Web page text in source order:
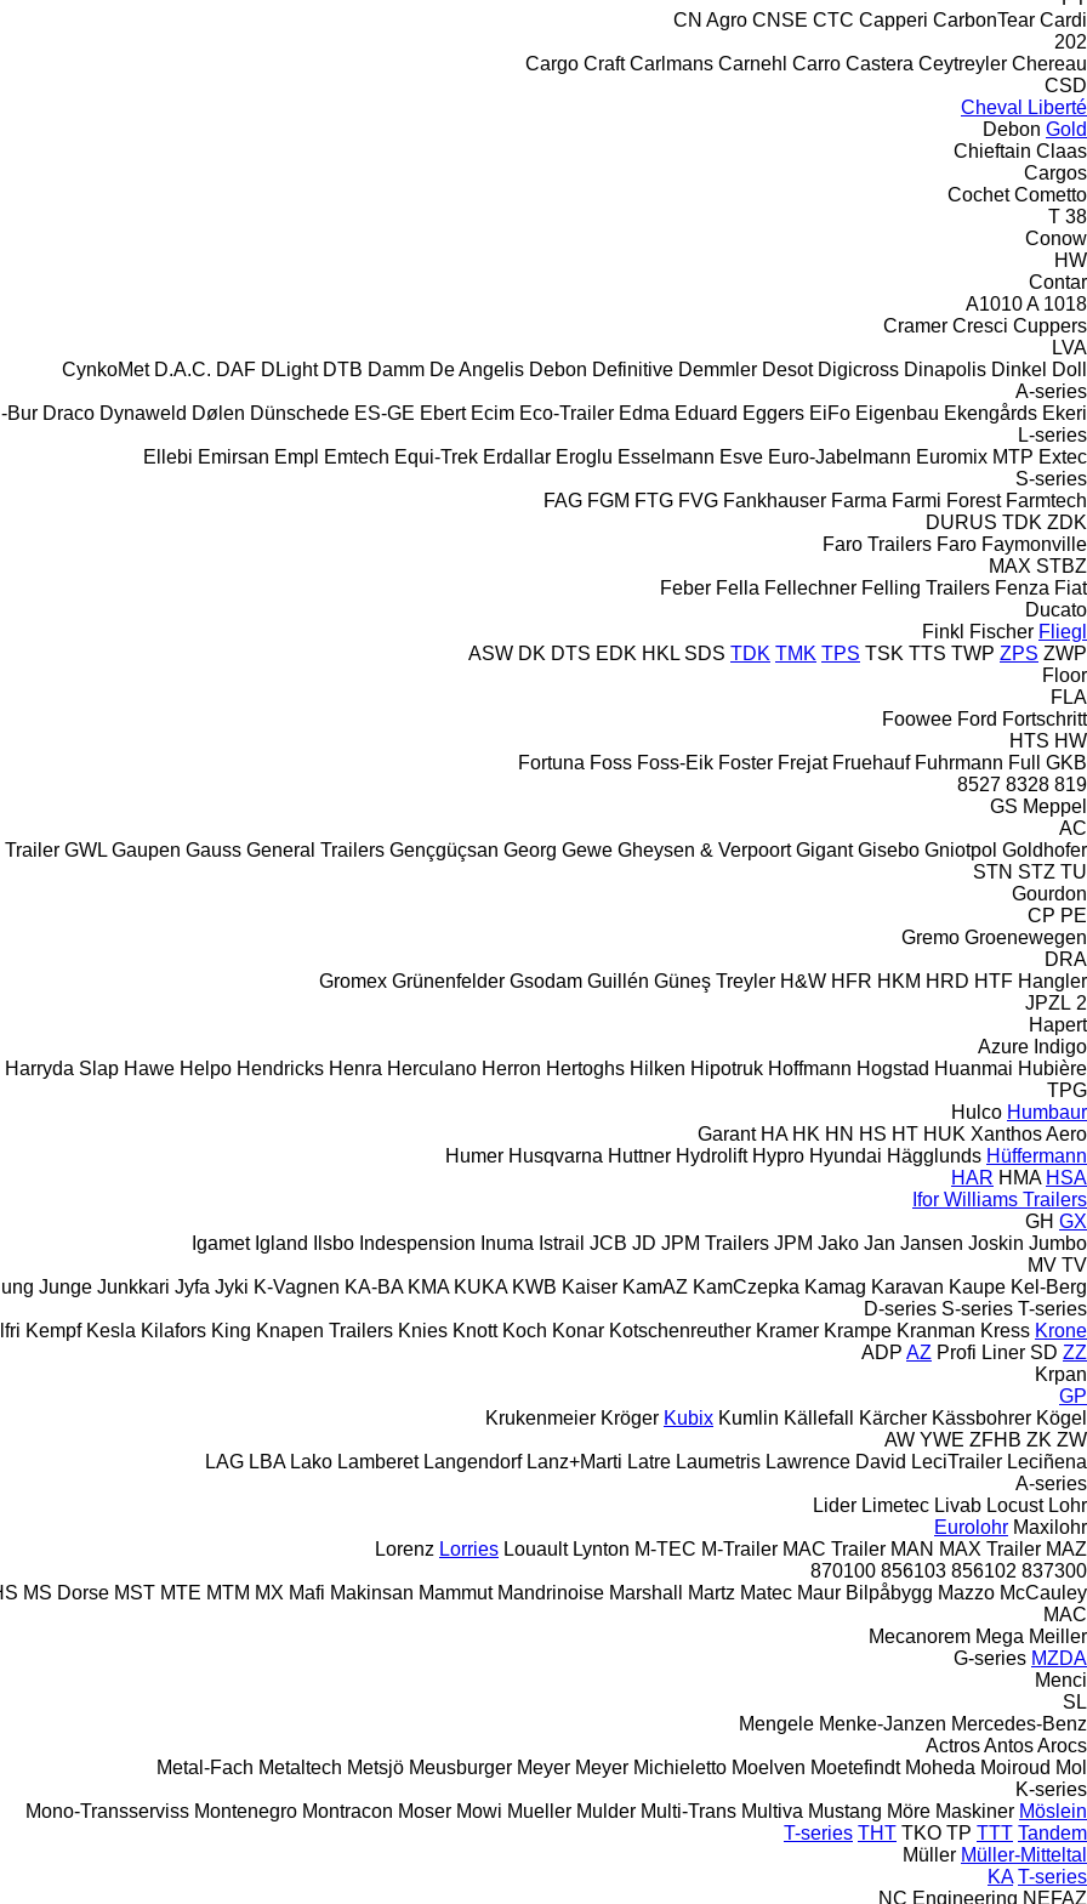
CN Agro CNSE CTC Capperi CarbonTear Cardi
202
Cargo Craft Carlmans Carnehl Carro Castera Ceytreyler Chereau
CSD
Cheval Liberté
Debon Gold
Chieftain Claas
Cargos
Cochet Cometto
T 38
Conow
HW
Contar
A1010A 1018
Cramer Cresci Cuppers
LVA
CynkoMet D.A.C. DAF DLight DTB Damm De Angelis Debon Definitive Demmler Desot Digicross Dinapolis Dinkel Doll
A-series
Bur Draco Dynaweld Dølen Dünschede ES-GE Ebert Ecim Eco-Trailer Edma Eduard Eggers EiFo Eigenbau Ekengårds Ekeri
L-series
Ellebi Emirsan Empl Emtech Equi-Trek Erdallar Eroglu Esselmann Esve Euro-Jabelmann Euromix MTP Extec
S-series
FAG FGM FTG FVG Fankhauser Farma Farmi Forest Farmtech
DURUS TDK ZDK
Faro Trailers Faro Faymonville
MAX STBZ
Feber Fella Fellechner Felling Trailers Fenza Fiat
Ducato
Finkl Fischer Fliegl
ASW DK DTS EDK HKL SDS TDK TMK TPS TSK TTS TWP ZPS ZWP
Floor
FLA
Foowee Ford Fortschritt
HTS HW
Fortuna Foss Foss-Eik Foster Frejat Fruehauf Fuhrmann Full
GKB
819
8328
8527
GS Meppel
AC
Trailer GWL Gaupen Gauss General Trailers Gençgüçsan Georg Gewe Gheysen & Verpoort Gigant Gisebo Gniotpol Goldhofer
STN STZ TU
Gourdon
CP PE
Gremo Groenewegen
DRA
Gromex Grünenfelder Gsodam Guillén Güneş Treyler H&W HFR HKM HRD HTF Hangler
2 JPZL
Hapert
Azure Indigo
Harryda Slap Hawe Helpo Hendricks Henra Herculano Herron Hertoghs Hilken Hipotruk Hoffmann Hogstad Huanmai Hubière
TPG
Hulco Humbaur
Garant HA HK HN HS HT HUK Xanthos Aero
Humer Husqvarna Huttner Hydrolift Hypro Hyundai Hägglunds Hüffermann
HAR HMA HSA
Ifor Williams Trailers
GH GX
Igamet Igland Ilsbo Indespension Inuma Istrail JCB JD JPM Trailers JPM Jako Jan Jansen Joskin Jumbo
MV TV
Junge Junkkari Jyfa Jyki K-Vagnen KA-BA KMA KUKA KWB Kaiser KamAZ KamCzepka Kamag Karavan Kaupe Kel-Berg
D-series S-series T-series
Kempf Kesla Kilafors King Knapen Trailers Knies Knott Koch Konar Kotschenreuther Kramer Krampe Kranman Kress Krone
ADP AZ Profi Liner SD ZZ
Krpan
GP
Krukenmeier Kröger Kubix Kumlin Källefall Kärcher Kässbohrer Kögel
AW YWE ZFHB ZK ZW
LAG LBA Lako Lamberet Langendorf Lanz+Marti Latre Laumetris Lawrence David LeciTrailer Leciñena
A-series
Lider Limetec Livab Locust Lohr
Eurolohr Maxilohr
Lorenz Lorries Louault Lynton M-TEC M-Trailer MAC Trailer MAN MAX Trailer MAZ
837300
856102
856103
870100
MS Dorse MST MTE MTM MX Mafi Makinsan Mammut Mandrinoise Marshall Martz Matec Maur Bilpåbygg Mazzo McCauley
MAC
Mecanorem Mega Meiller
G-series MZDA
Menci
SL
Mengele Menke-Janzen Mercedes-Benz
ActrosAntosArocs
Metal-Fach Metaltech Metsjö Meusburger Meyer Meyer Michieletto Moelven Moetefindt Moheda Moiroud Mol
K-series
Mono-Transserviss Montenegro Montracon Moser Mowi Mueller Mulder Multi-Trans Multiva Mustang Möre Maskiner Möslein
T-series THT TKO TP TTT Tandem
Müller Müller-Mitteltal
KA T-series
NC Engineering NEFAZ